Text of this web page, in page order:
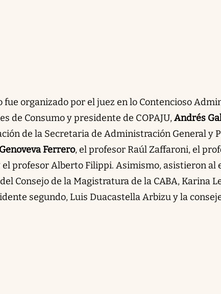
fue organizado por el juez en lo Contencioso
de Consumo y presidente de COPAJU,Andrés
de la Secretaria de Administración General y
Genoveva Ferrero, el profesor Raúl Zaffaroni, el
el profesor Alberto Filippi. Asimismo, asistieron al
Consejo de la Magistratura de la CABA, Karina
segundo, Luis Duacastella Arbizu y la